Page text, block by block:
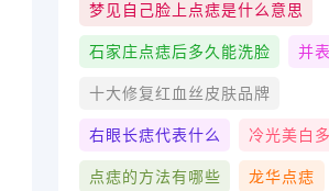
梦见自己脸上点痣是什么意思
石家庄点痣后多久能洗脸 并
十大修复红血丝皮肤品牌
右眼长痣代表什么 冷光美白
点痣的方法有哪些 龙华点痣